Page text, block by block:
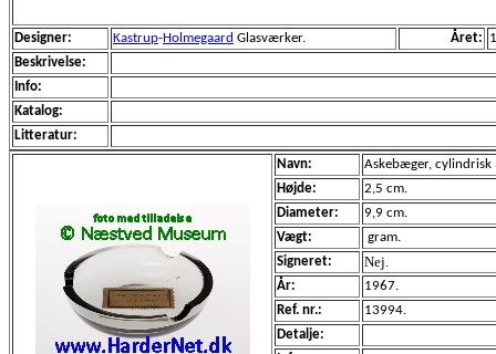
Designer: Kastrup-Holmegaard Glasværker. Året:
Beskrivelse:
Info:
Katalog:
Litteratur:
Navn:
Askebæger, cylindrisk
Højde:
2,5 cm.
Diameter:
9,9 cm.
Vægt:
gram.
Signeret:
Nej.
År:
1967.
Ref. nr.:
13994.
Detalje: